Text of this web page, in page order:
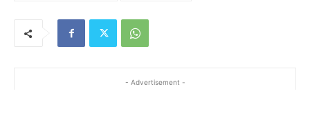
- Advertisement -